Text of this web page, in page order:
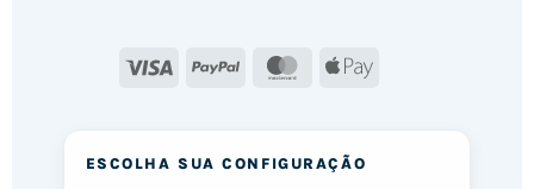
Visa PayPal MasterCard
Apple
ESCOLHA SUA CONFIGURAÇÃO